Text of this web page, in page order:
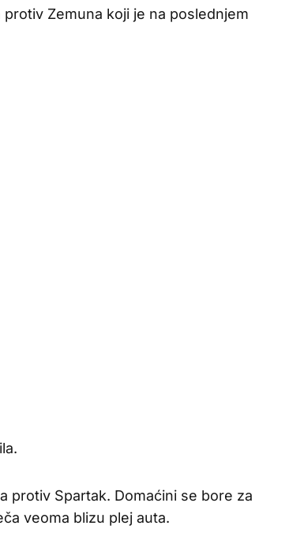
Zemuna koji je na poslednjem
protiv Spartak. Domaćini se bore za
veoma blizu plej auta.